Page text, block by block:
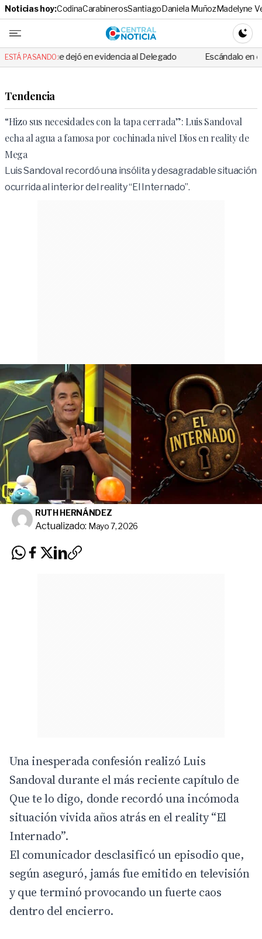
Noticias hoy:CodinaCarabinerosSantiagoDaniela MuñozMadelyne
Central
ESTÁ PASANDO:
en evidencia al Delegado Escándalo en el fútbol chileno:
Tendencia
“Hizo sus necesidades con la tapa cerrada”: Luis Sandoval
echa al agua a famosa por cochinada nivel Dios en reality de
Mega
Luis Sandoval recordó una insólita y desagradable situación
ocurrida al interior del reality “El Internado”.
RUTH HERNÁNDEZ
Actualizado: Mayo 7, 2026
Una inesperada confesión realizó Luis
Sandoval durante el más reciente capítulo de
Que te lo digo, donde recordó una incómoda
situación vivida años atrás en elreality“El
Internado”.
El comunicador desclasificó un episodio que,
según aseguró, jamás fue emitido en televisión
y que terminó provocando un fuerte caos
dentro del encierro.